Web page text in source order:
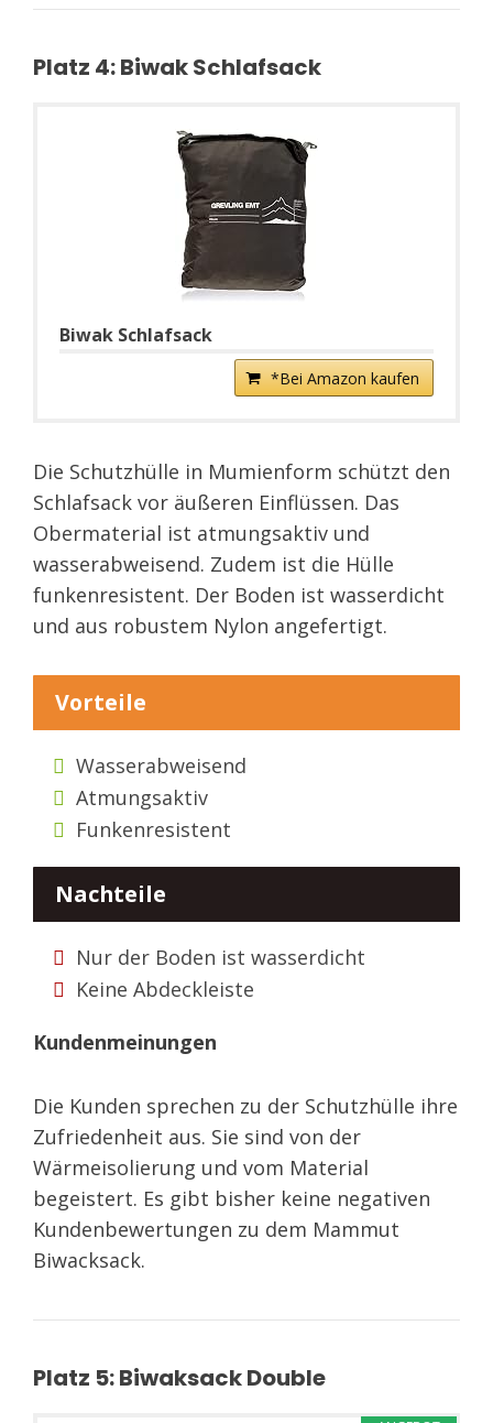
Platz 4: Biwak Schlafsack
Biwak Schlafsack
*Bei Amazon kaufen
Die Schutzhülle in Mumienform schützt den
Schlafsack vor äußeren Einflüssen. Das
Obermaterial ist atmungsaktiv und
wasserabweisend. Zudem ist die Hülle
funkenresistent. Der Boden ist wasserdicht
und aus robustem Nylon angefertigt.
Vorteile
Wasserabweisend
Atmungsaktiv
Funkenresistent
Nachteile
Nur der Boden ist wasserdicht
Keine Abdeckleiste
Kundenmeinungen
Die Kunden sprechen zu der Schutzhülle ihre
Zufriedenheit aus. Sie sind von der
Wärmeisolierung und vom Material
begeistert. Es gibt bisher keine negativen
Kundenbewertungen zu dem Mammut
Biwacksack.
Platz 5: Biwaksack Double